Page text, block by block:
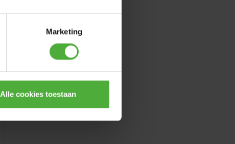
Marketing
Alle cookies toestaan